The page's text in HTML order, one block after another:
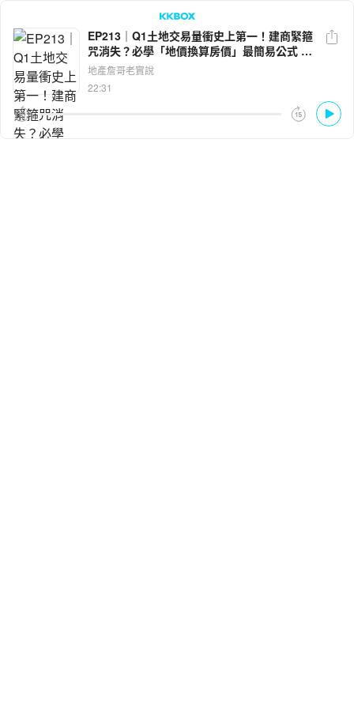
EP213｜Q1土地交易量衝史上第一！建商緊箍
咒消失？必學「地價換算房價」最簡易公式 ft.
黃舒衛
地產詹哥老實說
22:31
LINE